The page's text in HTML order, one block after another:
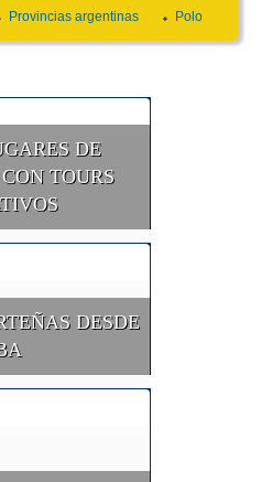
Provincias argentinas Polo
DE
TOURS
DESDE